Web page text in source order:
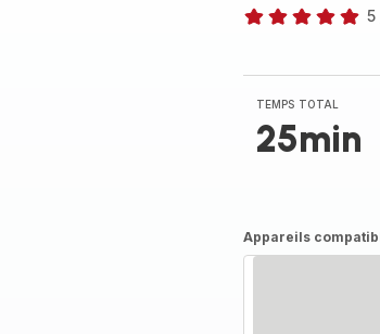
étoiles
(moyenne)
5
TEMPS TOTAL
25min
Appareils